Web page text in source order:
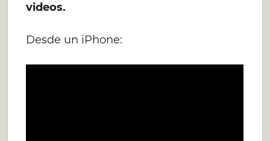
videos.
Desde un iPhone: